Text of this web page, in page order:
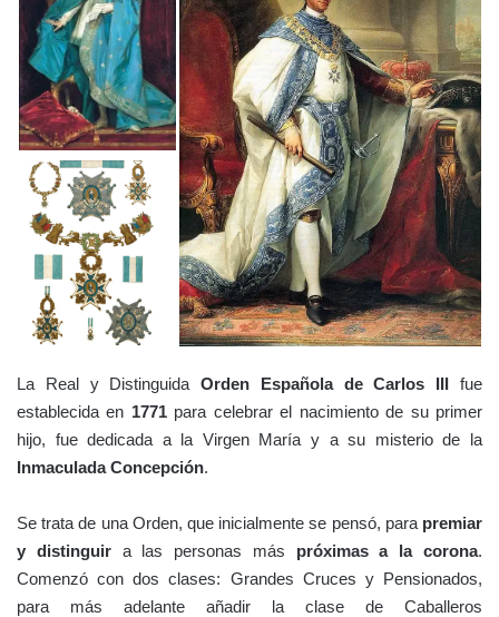
La Real y DistinguidaOrden Española de Carlos IIIfue
establecida en 1771para celebrar el nacimiento de su primer
hijo, fue dedicada a la Virgen María y a su misterio de la
Inmaculada Concepción.
Se trata de una Orden, que inicialmente se pensó, para premiar
y distinguira las personas más próximas a la corona.
Comenzó con dos clases: Grandes Cruces y Pensionados,
para más adelante añadir la clase de Caballeros